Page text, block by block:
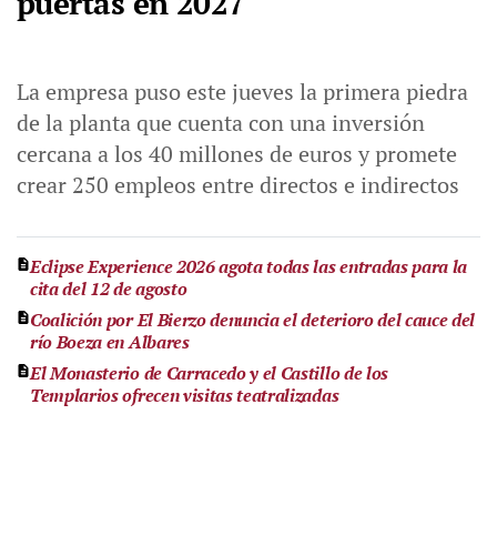
La empresa puso este jueves la primera piedra
de la planta que cuenta con una inversión
cercana a los 40 millones de euros y promete
crear 250 empleos entre directos e indirectos
Eclipse Experience 2026 agota todas las entradas para la
cita del 12 de agosto
Coalición por El Bierzo denuncia el deterioro del cauce del
río Boeza en Albares
El Monasterio de Carracedo y el Castillo de los
Templarios ofrecen visitas teatralizadas